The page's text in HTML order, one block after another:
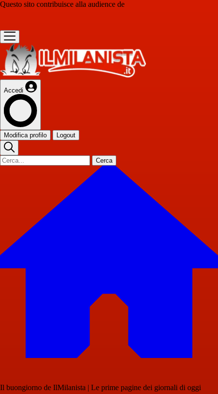
Questo sito contribuisce alla audience de
Accedi
Modifica profilo Logout
Cerca
Il buongiorno de IlMilanista | Le prime pagine dei giornali di oggi